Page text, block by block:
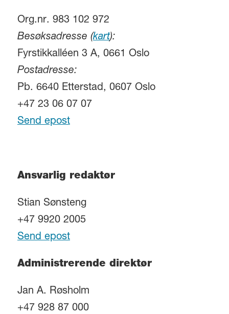
Org.nr. 983 102 972
Besøksadresse (kart):
Fyrstikkalléen 3 A, 0661 Oslo
Postadresse:
Pb. 6640 Etterstad, 0607 Oslo
+47 23 06 07 07
Send epost
Ansvarlig redaktør
Stian Sønsteng
+47 9920 2005
Send epost
Administrerende direktør
Jan A. Røsholm
+47 928 87 000